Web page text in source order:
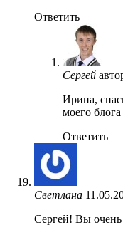
Ответить
Сергей
Ирина,
моего
Ответить
Светлана
Сергей! Вы